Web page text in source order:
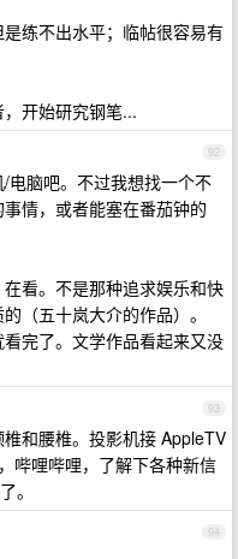
练不出水平；临帖很容易有
开始研究钢笔...
92
电脑吧。不过我想找一个不
情，或者能塞在番茄钟的
看。不是那种追求娱乐和快
（五十岚大介的作品）。
完了。文学作品看起来又没
93
和腰椎。投影机接 AppleTV
哔哩哔哩，了解下各种新信
。
94